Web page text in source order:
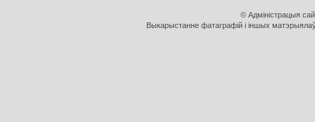
© Адміністрацыя
Выкарыстанне фатаграфій і іншых